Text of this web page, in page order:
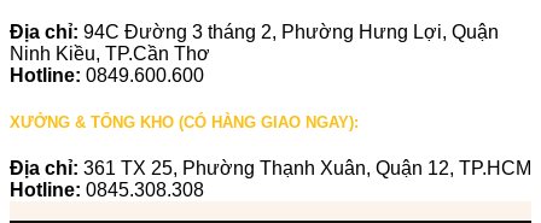
Địa chỉ: 94C Đường 3 tháng 2, Phường Hưng Lợi, Quận
Ninh Kiều, TP.Cần Thơ
Hotline: 0849.600.600
XƯỞNG & TỔNG KHO (CÓ HÀNG GIAO NGAY):
Địa chỉ: 361 TX 25, Phường Thạnh Xuân, Quận 12, TP.HCM
Hotline: 0845.308.308